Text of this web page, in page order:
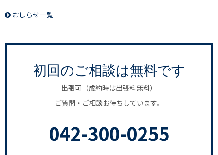
おしらせ一覧
初回のご相談は無料です
出張可（成約時は出張料無料）
ご質問・ご相談お待ちしています。
042-300-0255